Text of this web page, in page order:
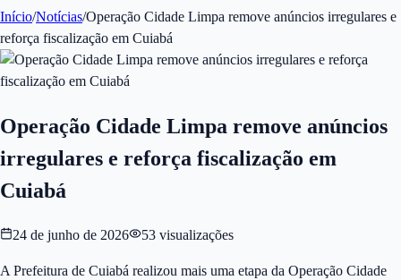
Início/Notícias/Operação Cidade Limpa remove anúncios irregulares e
reforça fiscalização em Cuiabá
Operação Cidade Limpa remove anúncios
irregulares e reforça fiscalização em
Cuiabá
24 de junho de 2026 53 visualizações
A Prefeitura de Cuiabá realizou mais uma etapa da Operação Cidade